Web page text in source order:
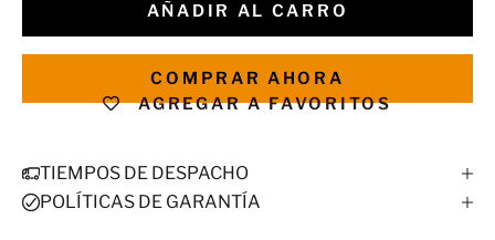
AÑADIR AL CARRO
COMPRAR AHORA
AGREGAR A FAVORITOS
TIEMPOS DE DESPACHO
POLÍTICAS DE GARANTÍA